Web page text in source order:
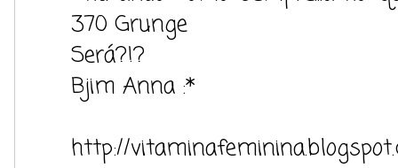
370 Grunge
Será?!?
Bjim Anna :*
http://